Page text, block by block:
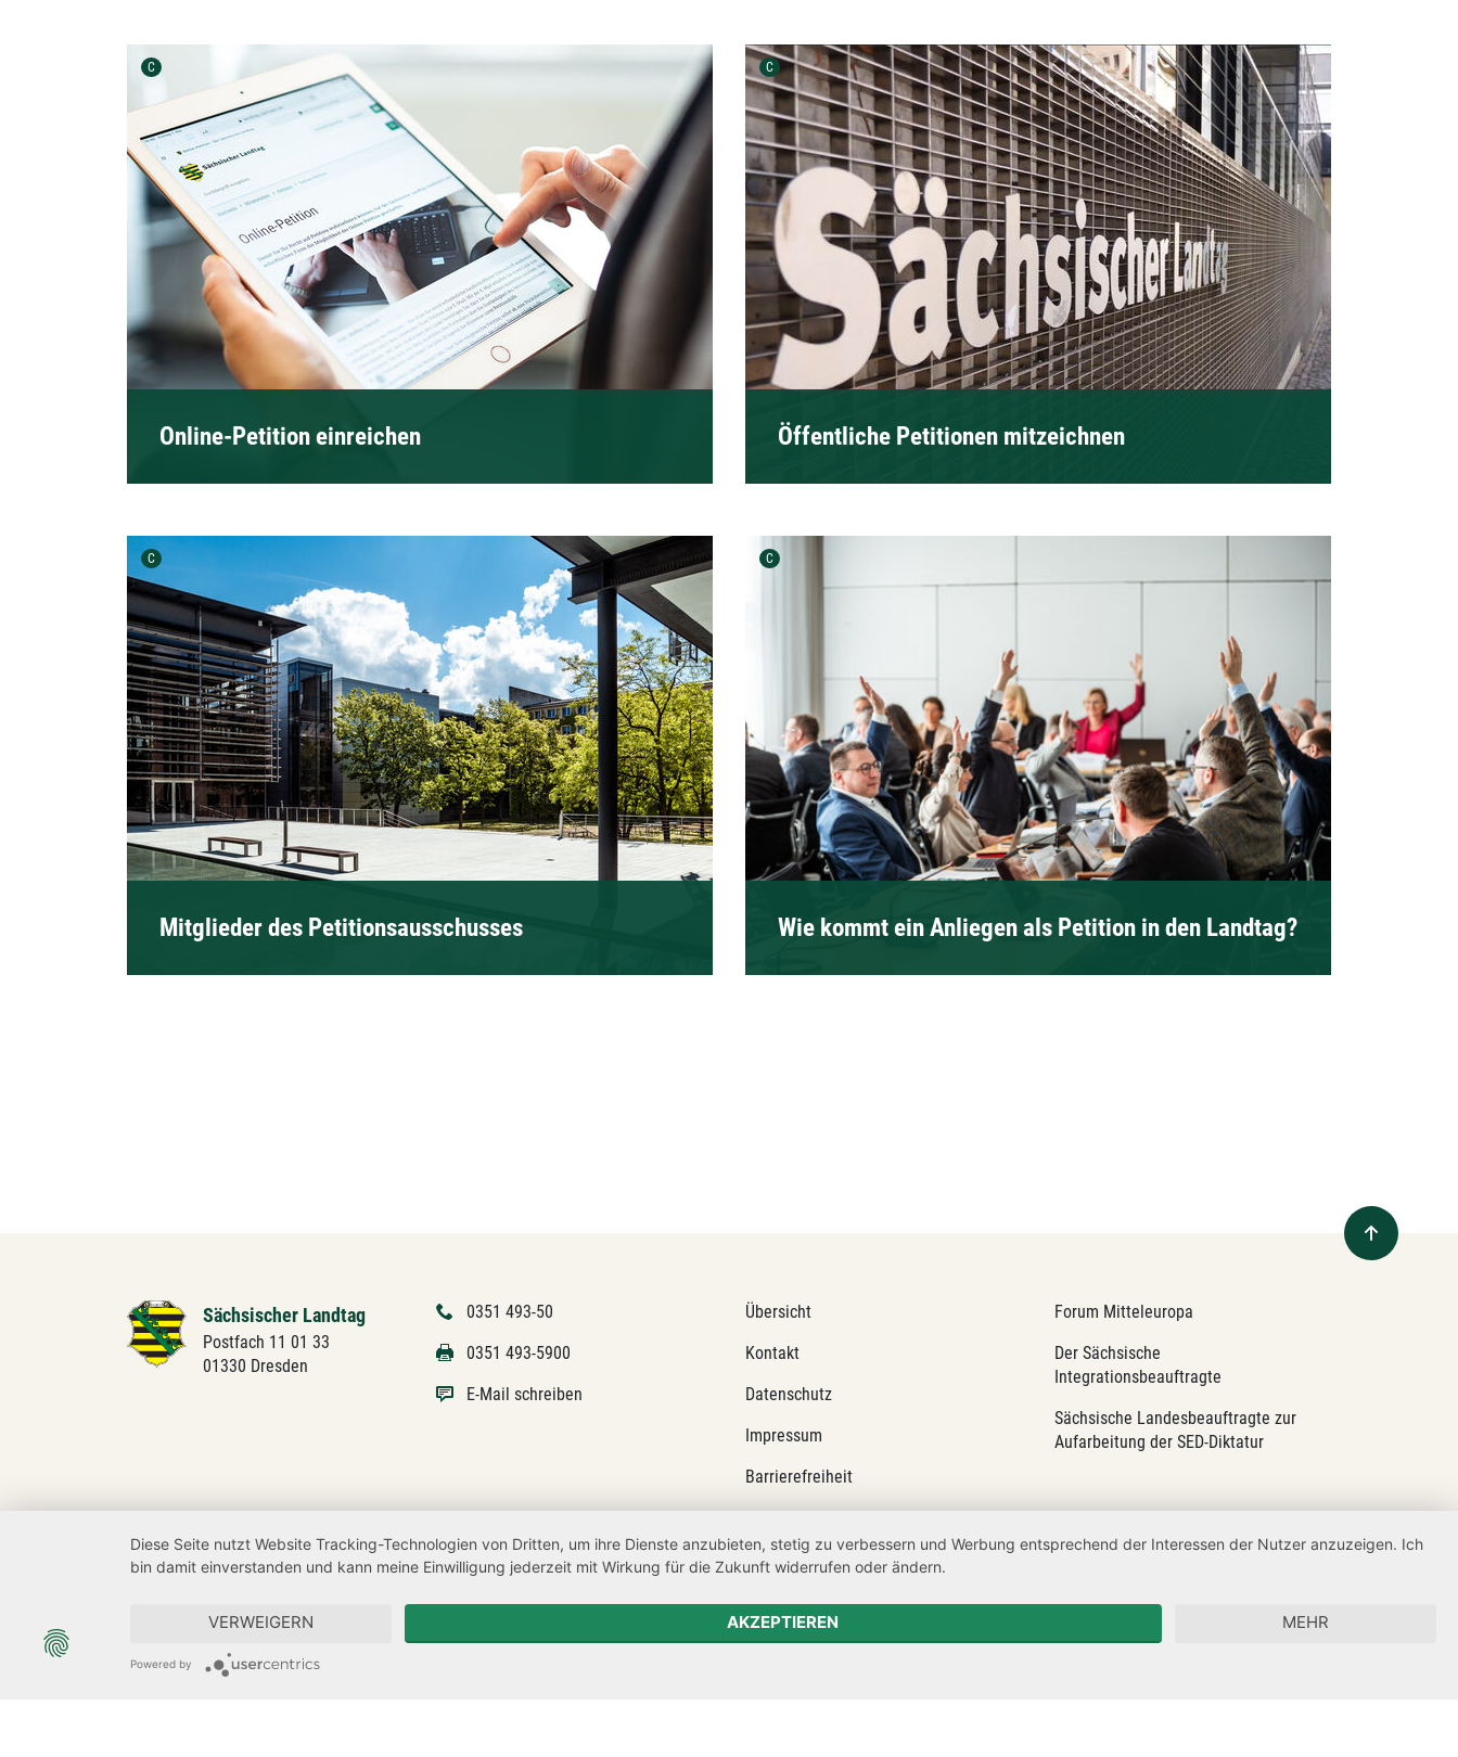
C
Online-Petition einreichen
C Urheber der Grafik:
Öffentliche Petitionen mitzeichnen
C
Mitglieder des Petitionsausschusses
C
Wie kommt ein Anliegen als Petition in den Landtag?
Sächsischer Landtag
Postfach 11 01 33
01330 Dresden
0351 493-50
0351 493-5900
E-Mail schreiben
Übersicht
Kontakt
Datenschutz
Impressum
Barrierefreiheit
Netiquette
Transparenzanspruch
Hinweisgeberschutz
Forum Mitteleuropa
Der Sächsische
Integrationsbeauftragte
Sächsische Landesbeauftragte zur
Aufarbeitung der SED-Diktatur
Diese Seite nutzt Website Tracking-Technologien von Dritten, um ihre Dienste anzubieten, stetig zu verbessern und Werbung entsprechend der Interessen der Nutzer anzuzeigen. Ich
bin damit einverstanden und kann meine Einwilligung jederzeit mit Wirkung für die Zukunft widerrufen oder ändern.
VERWEIGERN AKZEPTIEREN MEHR
Powered by